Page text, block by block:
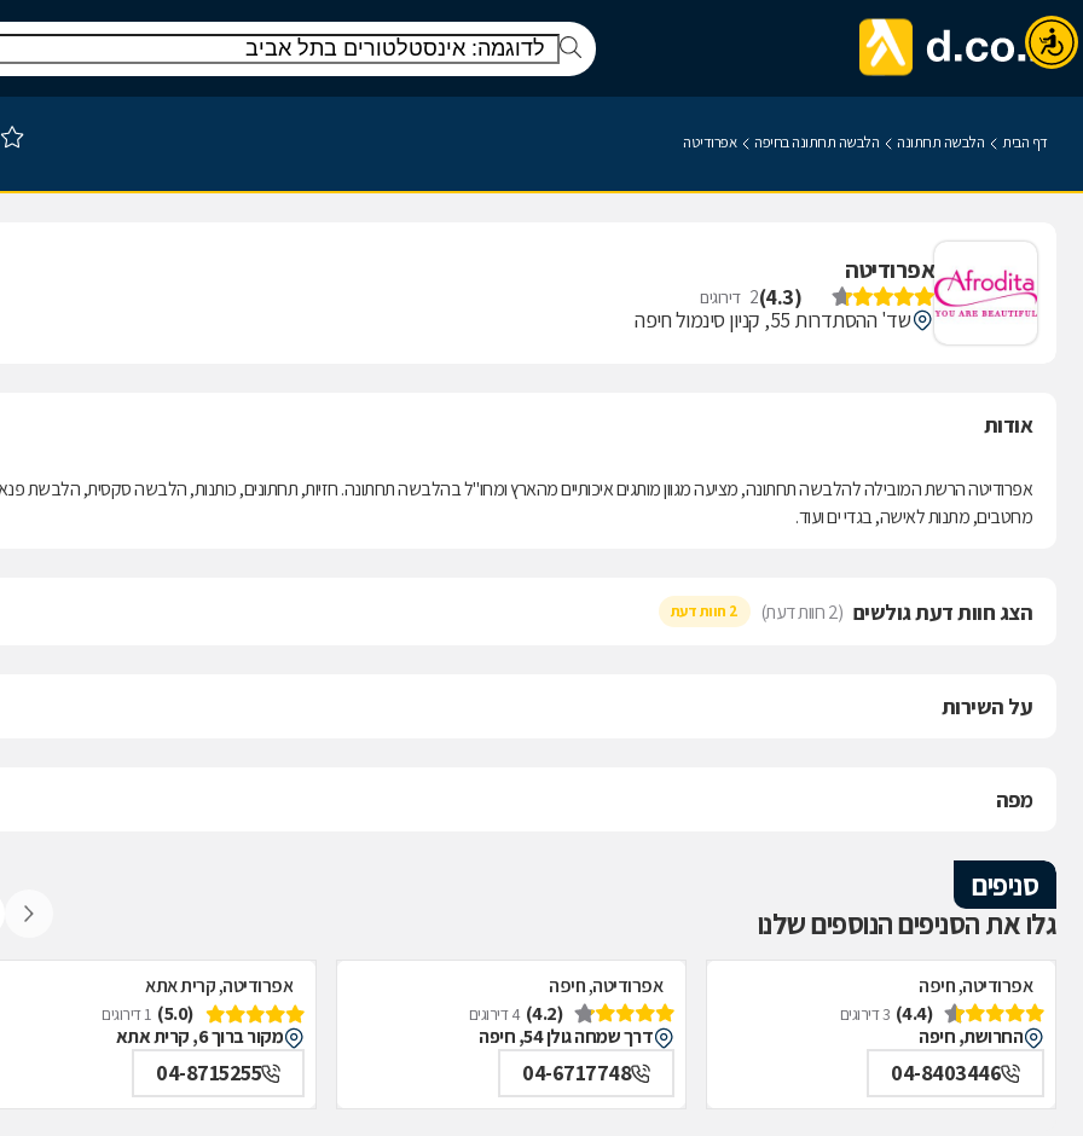
דף הבית הלבשה תחתונה הלבשה תחתונה בחיפה אפרודיטה
אפרודיטה
(
4.3
)
2 דירוגים
שד' ההסתדרות 55, קניון סינמול חיפה
אודות
אפרודיטה הרשת המובילה להלבשה תחתונה, מציעה מגוון מותגים איכותיים מהארץ ומחו"ל בהלבשה תחתונה. חזיות, תחתונים, כותנות, הלבשה סקסית, הלבשת
מחטבים, מתנות לאישה, בגדי ים ועוד.
הצג חוות דעת גולשים (2 חוות דעת) 2 חוות דעת
על השירות
מפה
סניפים
גלו את הסניפים הנוספים שלנו
אפרודיטה, חיפה
(4.4)
3 דירוגים
החרושת, חיפה
04-8403446
אפרודיטה, חיפה
(4.2)
4 דירוגים
דרך שמחה גולן 54, חיפה
04-6717748
אפרודיטה, קרית אתא
(5.0)
1 דירוגים
מקור ברוך 6, קרית אתא
04-8715255